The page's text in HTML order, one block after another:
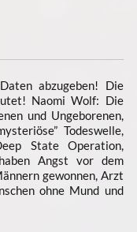
abzugeben! Die
Naomi Wolf: Die
und Ungeborenen,
Todeswelle,
State Operation,
Angst vor dem
gewonnen, Arzt
ohne Mund und